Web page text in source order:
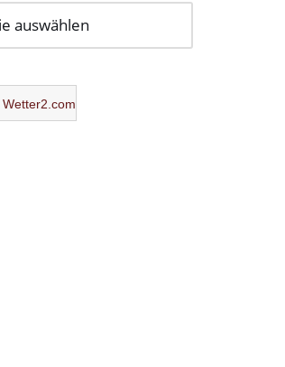
Wetter2.com